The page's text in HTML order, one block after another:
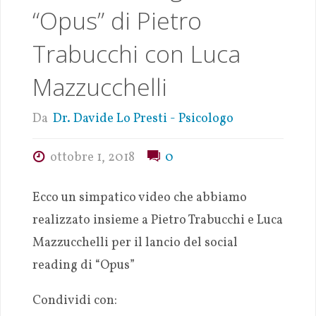
“Opus” di Pietro
Trabucchi con Luca
Mazzucchelli
Da Dr. Davide Lo Presti - Psicologo
ottobre 1, 2018 0
Ecco un simpatico video che abbiamo
realizzato insieme a Pietro Trabucchi e Luca
Mazzucchelli per il lancio del social
reading di “Opus”
Condividi con: